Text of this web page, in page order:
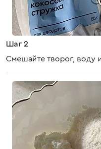
Шаг 2
Смешайте творог, воду